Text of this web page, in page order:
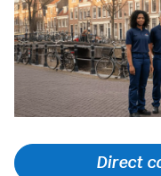
Direct